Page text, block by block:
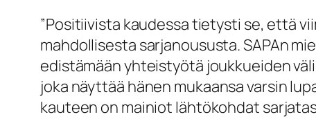
”Positiivista kaudessa tietysti se, että
mahdollisesta sarjanoususta. SAPAn
edistämään yhteistyötä joukkueiden
joka näyttää hänen mukaansa varsin
kauteen on mainiot lähtökohdat